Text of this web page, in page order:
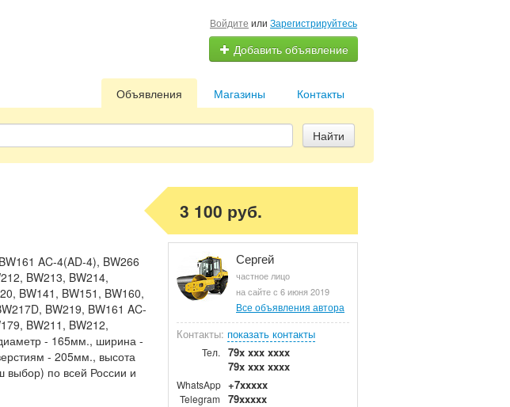
Войдите или Зарегистрируйтесь
Добавить объявление
Контакты
Магазины
Объявления
Найти
AC-4(AD-4), BW266
BW213, BW214,
BW141, BW151, BW160,
BW219, BW161 AC-
BW211, BW212,
- 165мм., ширина -
- 205мм., высота
по всей России и
3 100 руб.
Сергей
частное лицо
на сайте с 6 июня 2019
Все объявления автора
Контакты: показать контакты
Тел.
79x xxx xxxx
79x xxx xxxx
WhatsApp +7xxxxx
Telegram 79xxxxx